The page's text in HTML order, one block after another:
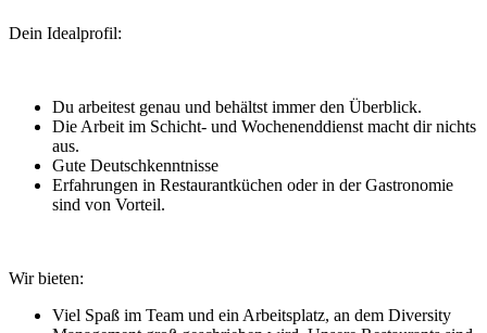
Dein Idealprofil:
Du arbeitest genau und behältst immer den Überblick.
Die Arbeit im Schicht- und Wochenenddienst macht dir nichts
aus.
Gute Deutschkenntnisse
Erfahrungen in Restaurantküchen oder in der Gastronomie
sind von Vorteil.
Wir bieten:
Viel Spaß im Team und ein Arbeitsplatz, an dem Diversity